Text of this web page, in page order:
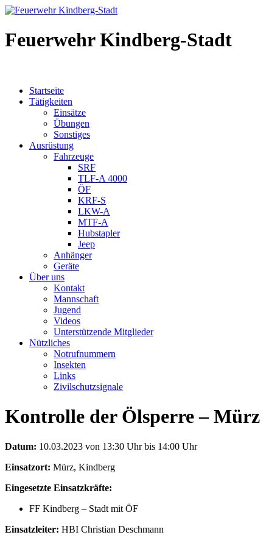
Feuerwehr Kindberg-Stadt
Startseite
Tätigkeiten
Einsätze
Übungen
Sonstiges
Ausrüstung
Fahrzeuge
SRF
TLF-A 4000
ÖF
KRF-S
LKW-A
MTF-A
Hubstapler
Jeep
Anhänger
Geräte
Über uns
Kontakt
Mannschaft
Jugend
Videos
Unterstützende Mitglieder
Nützliches
Notrufnummern
Insekten
Links
Zivilschutzsignale
Kontrolle der Ölsperre – Mürz
Datum: 10.03.2023 von 13:30 Uhr bis 14:00 Uhr
Einsatzort: Mürz, Kindberg
Eingesetzte Einsatzkräfte:
FF Kindberg – Stadt mit ÖF
Einsatzleiter: HBI Christian Deschmann